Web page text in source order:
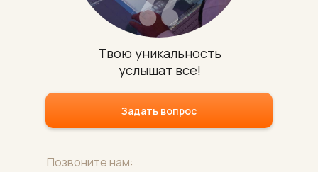
Позвоните нам:
Задать вопрос
Твою уникальность
услышат все!